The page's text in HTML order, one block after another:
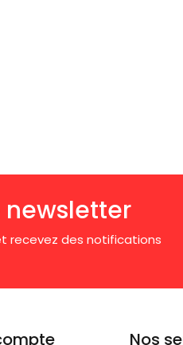
newsletter
recevez des notifications
Nos